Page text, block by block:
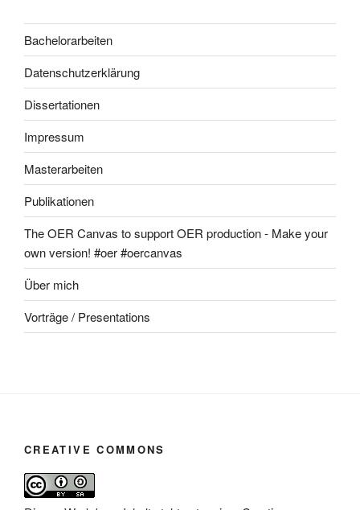
Bachelorarbeiten
Datenschutzerklärung
Dissertationen
Impressum
Masterarbeiten
Publikationen
The OER Canvas to support OER production - Make your
own version! #oer #oercanvas
Über mich
Vorträge / Presentations
CREATIVE COMMONS